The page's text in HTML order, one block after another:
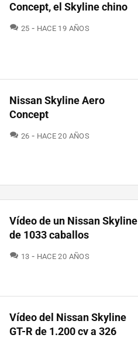
Concept, el Skyline chino
25 COMENTARIOS
HACE 19 AÑOS
Nissan Skyline Aero
Concept
26 COMENTARIOS
HACE 20 AÑOS
Vídeo de un Nissan Skyline
de 1033 caballos
13 COMENTARIOS
HACE 20 AÑOS
Vídeo del Nissan Skyline
GT-R de 1.200 cv a 326